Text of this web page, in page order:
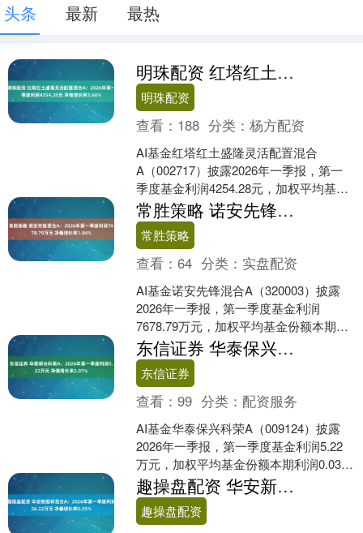
头条 最新 最热
明珠配资 红塔红土盛隆灵活配置混合A：2026年第一季度利润4254.28元 净值增长率2.66%
明珠配资
查看： 188 分类：杨方配资
AI基金红塔红土盛隆灵活配置混合
A（002717）披露2026年一季报，第一
季度基金利润4254.28元，加权平均基金
份额本期利润0.0517元。报告期内，基
金....
常胜策略 诺安先锋混合A：2026年第一季度利润7678.79万元 净值增长率1.84%
常胜策略
查看：64 分类： 实盘配资
AI基金诺安先锋混合A（320003）披露
2026年一季报，第一季度基金利润
7678.79万元，加权平均基金份额本期利
润0.0667元。报告期内，基金净值增长
率....
东信证券 华泰保兴科荣A：2026年第一季度利润5.22万元 净值增长率2.07%
东信证券
查看：99 分类：配资服务
AI基金华泰保兴科荣A（009124）披露
2026年一季报，第一季度基金利润5.22
万元，加权平均基金份额本期利润0.0355
元。报告期内，基金净值增长率为2.....
趣操盘配资 华安新恒利混合A：2026年第一季度利润26.22万元 净值增长率0.55%
趣操盘配资